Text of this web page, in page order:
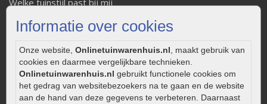
Informatie over cookies
Onze website, Onlinetuinwarenhuis.nl, maakt gebruik van
cookies en daarmee vergelijkbare technieken.
Onlinetuinwarenhuis.nl gebruikt functionele cookies om
het gedrag van websitebezoekers na te gaan en de website
aan de hand van deze gegevens te verbeteren. Daarnaast
Welke tuinstijl past bij mij
Strakke tuin inrichten
Legverbanden gebakken bestrating
Onderhoud van gebakken bestrating
Aanlegtips voor gebakken bestrating
Zelf een terras aanleggen
Kleine stadstuin inrichten